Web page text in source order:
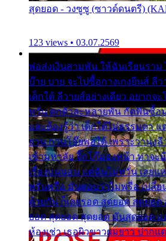
สุดยอด - วงซูซู (ซาวด์ดนตรี)
123 views • 03.07.2569
พ่อส่งเงินสามพัน ให้ฉันเรียนรา
บ๊าย บาย จะไปซื้อกางเกงยีนส์ ลีว
เด็กใต้ ลีวายส์อย่างเดียว อยากจ
หวั่น ตกตัวละหลายพัน กัดฟันซื้อม
และต้องรู้ว่า เด็กใต้ไม่ธรรมดา แ
ยวน กวนโอ๊ยพอได้ เพราะว่านุ่ง
เข้ามหาลัย จิ๊กโก๊มองหน้า ท่าจะ
เรื่องแน่นอน แต่ฉันไม่หวั่น เลยแ
พรั่นพรือ มันตอบว่าไม่พรื่อ เปลี่ย
ด้วยกัน ก็เลยรอด สุดยอด สุดยอ
ยอด สุดยอด สุดยอด มันสุดยอด
ห้องเช่า เธอผิวขาวผมยาว ปากแ